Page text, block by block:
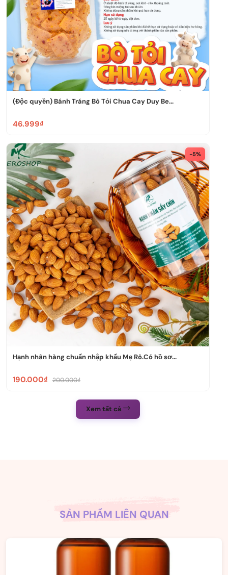
(Độc quyền) Bánh Tráng Bò Tỏi Chua Cay Duy Be...
46.999₫
-5%
Hạnh nhân hàng chuẩn nhập khẩu Mẹ Rô.Có hồ sơ...
190.000₫ 200.000₫
Xem tất cả
SẢN PHẨM LIÊN QUAN